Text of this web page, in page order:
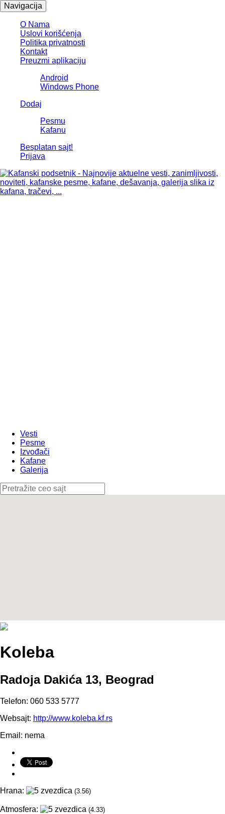
Navigacija
O Nama
Uslovi korišćenja
Politika privatnosti
Kontakt
Preuzmi aplikaciju
Android
Windows Phone
Dodaj
Pesmu
Kafanu
Besplatan sajt!
Prijava
Vesti
Pesme
Izvođači
Kafane
Galerija
Koleba
Radoja Dakića 13, Beograd
Telefon: 060 533 5777
Websajt: http://www.koleba.kf.rs
Email: nema
Hrana: (3.56)
Atmosfera: (4.33)